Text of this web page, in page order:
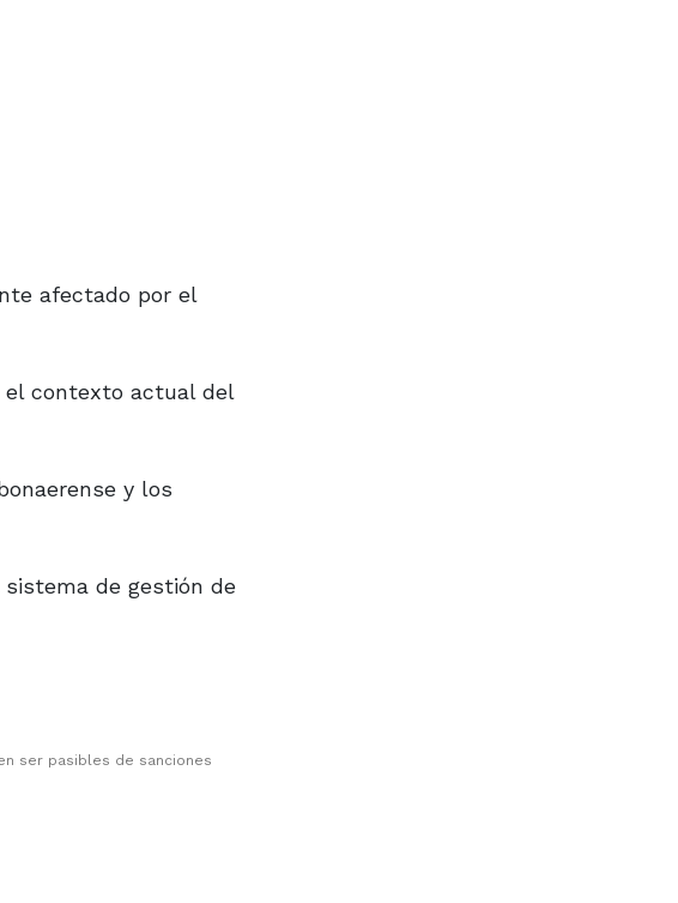
afectado por el
el contexto actual del
y los
de gestión de
ser pasibles de sanciones